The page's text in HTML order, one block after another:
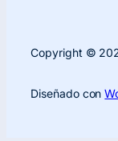
Copyright ©
Diseñado con